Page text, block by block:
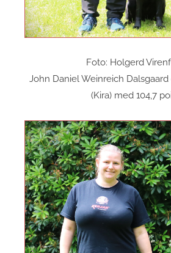
Foto: Holgerd
John Daniel Weinreich
(Kira) med 104,7